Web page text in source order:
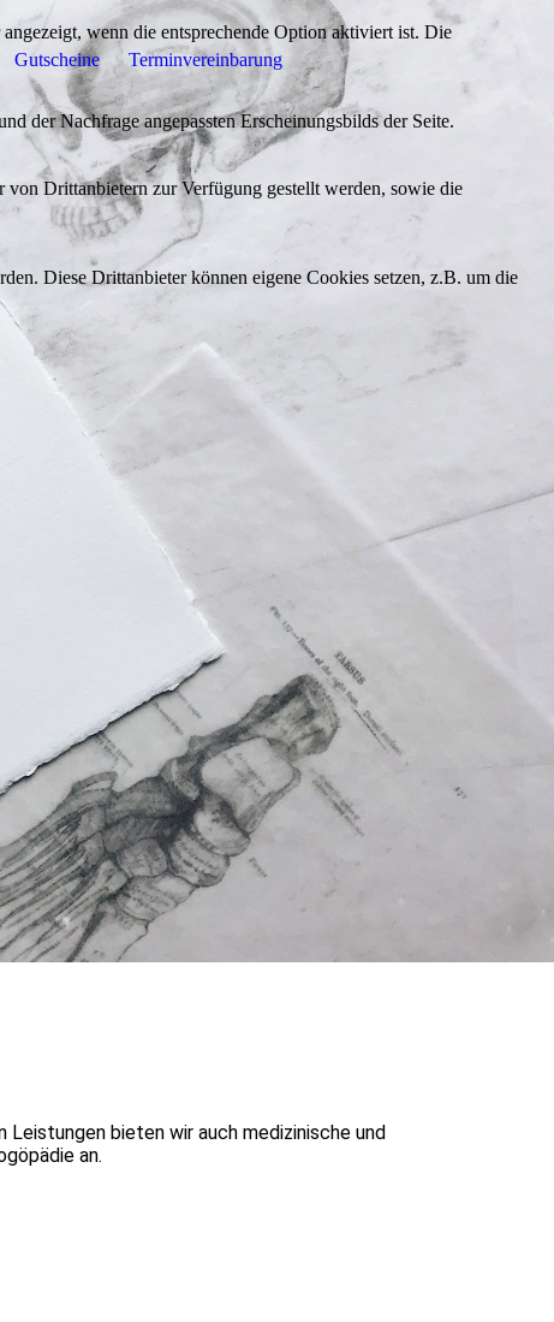
Gutscheine Terminvereinbarung
Leistungen bieten wir auch medizinische und
an.
wenn die entsprechende Option aktiviert ist. Die
der Nachfrage angepassten Erscheinungsbilds der Seite.
Drittanbietern zur Verfügung gestellt werden, sowie die
Diese Drittanbieter können eigene Cookies setzen, z.B. um die